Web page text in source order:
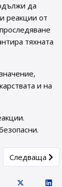
да
реакции от
тяхната
и на
на
Next article:
Следваща